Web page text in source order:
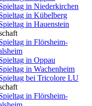
in Niederkirchen
in Kübelberg
in Hauenstein
in Flörsheim-
in Oppau
in Wachenheim
bei Tricolore LU
in Flörsheim-